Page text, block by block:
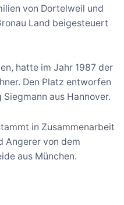
von Dortelweil und
Land beigesteuert
hatte im Jahr 1987 der
Den Platz entworfen
aus Hannover.
in Zusammenarbeit
Angerer von dem
aus München.